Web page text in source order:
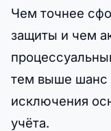
Чем точнее
защиты и чем
тем выше шанс
исключения
учёта.